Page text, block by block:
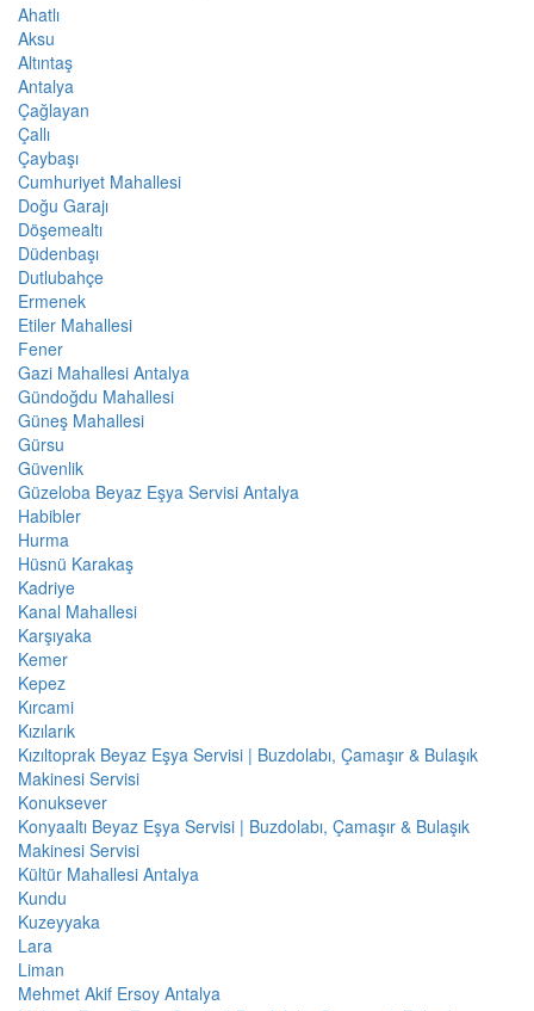
Ahatlı
Aksu
Altıntaş
Antalya
Çağlayan
Çallı
Çaybaşı
Cumhuriyet Mahallesi
Doğu Garajı
Döşemealtı
Düdenbaşı
Dutlubahçe
Ermenek
Etiler Mahallesi
Fener
Gazi Mahallesi Antalya
Gündoğdu Mahallesi
Güneş Mahallesi
Gürsu
Güvenlik
Güzeloba Beyaz Eşya Servisi Antalya
Habibler
Hurma
Hüsnü Karakaş
Kadriye
Kanal Mahallesi
Karşıyaka
Kemer
Kepez
Kırcami
Kızılarık
Kızıltoprak Beyaz Eşya Servisi | Buzdolabı, Çamaşır & Bulaşık
Makinesi Servisi
Konuksever
Konyaaltı Beyaz Eşya Servisi | Buzdolabı, Çamaşır & Bulaşık
Makinesi Servisi
Kültür Mahallesi Antalya
Kundu
Kuzeyyaka
Lara
Liman
Mehmet Akif Ersoy Antalya